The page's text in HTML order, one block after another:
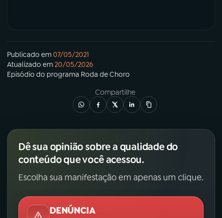
Publicado em07/05/2021
Atualizado em20/05/2026
Episódio do programa Roda de Choro
Compartilhe
Dê sua opinião sobre a qualidade do
conteúdo que você acessou.
Escolha sua manifestação em apenas um clique.
DENÚNCIA